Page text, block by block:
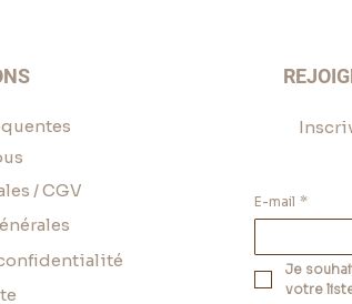
/ CGV
E-mail *
Je
votre